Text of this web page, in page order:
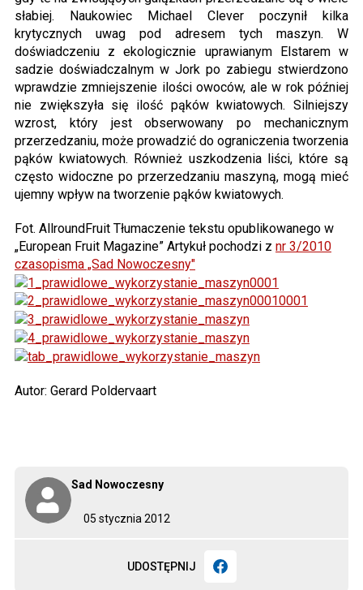
05 stycznia 2012
Sad Nowoczesny
UDOSTĘPNIJ
słabiej. Naukowiec Michael Clever poczynił kilka
krytycznych uwag pod adresem tych maszyn. W
doświadczeniu z ekologicznie uprawianym Elstarem w
sadzie doświadczalnym w Jork po zabiegu stwierdzono
wprawdzie zmniejszenie ilości owoców, ale w rok później
nie zwiększyła się ilość pąków kwiatowych. Silniejszy
wzrost, który jest obserwowany po mechanicznym
przerzedzaniu, może prowadzić do ograniczenia tworzenia
pąków kwiatowych. Również uszkodzenia liści, które są
często widoczne po przerzedzaniu maszyną, mogą mieć
ujemny wpływ na tworzenie pąków kwiatowych.
Fot. AllroundFruit Tłumaczenie tekstu opublikowanego w
„European Fruit Magazine” Artykuł pochodzi z nr 3/2010
czasopisma „Sad Nowoczesny"
Autor: Gerard Poldervaart